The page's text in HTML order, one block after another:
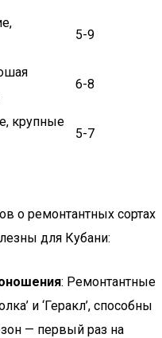
5-9
6-8
крупные
5-7
о ремонтантных сортах
для Кубани:
: Ремонтантные
и ‘Геракл’, способны
— первый раз на